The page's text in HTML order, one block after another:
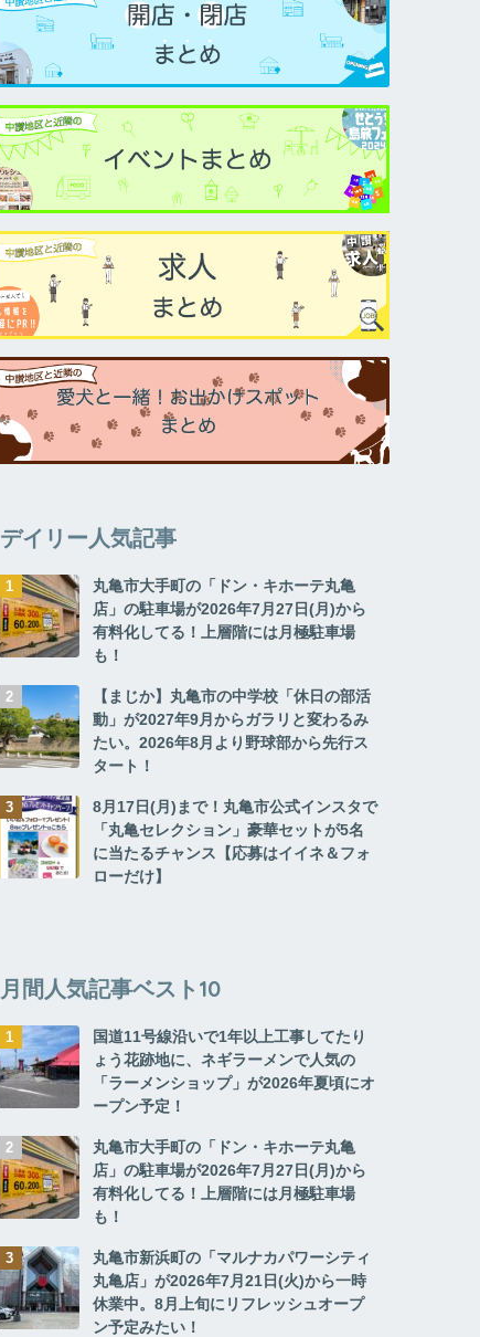
デイリー人気記事
丸亀市大手町の「ドン・キホーテ丸亀
店」の駐車場が2026年7月27日(月)から
有料化してる！上層階には月極駐車場
も！
【まじか】丸亀市の中学校「休日の部活
動」が2027年9月からガラリと変わるみ
たい。2026年8月より野球部から先行ス
タート！
8月17日(月)まで！丸亀市公式インスタで
「丸亀セレクション」豪華セットが5名
に当たるチャンス【応募はイイネ＆フォ
ローだけ】
月間人気記事ベスト10
国道11号線沿いで1年以上工事してたり
ょう花跡地に、ネギラーメンで人気の
「ラーメンショップ」が2026年夏頃にオ
ープン予定！
丸亀市大手町の「ドン・キホーテ丸亀
店」の駐車場が2026年7月27日(月)から
有料化してる！上層階には月極駐車場
も！
丸亀市新浜町の「マルナカパワーシティ
丸亀店」が2026年7月21日(火)から一時
休業中。8月上旬にリフレッシュオープ
ン予定みたい！